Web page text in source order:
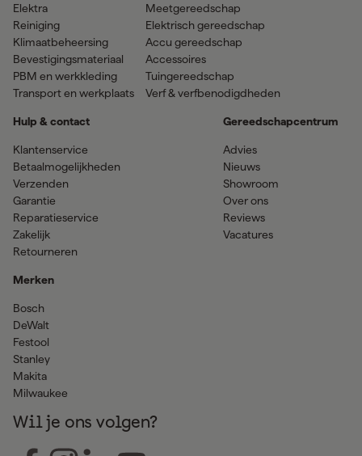
Elektra
Reiniging
Klimaatbeheersing
Bevestigingsmateriaal
PBM en werkkleding
Transport en werkplaats
Meetgereedschap
Elektrisch gereedschap
Accu gereedschap
Accessoires
Tuingereedschap
Verf & verfbenodigdheden
Hulp & contact
Klantenservice
Betaalmogelijkheden
Verzenden
Garantie
Reparatieservice
Zakelijk
Retourneren
Merken
Bosch
DeWalt
Festool
Stanley
Makita
Milwaukee
Gereedschapcentrum
Advies
Nieuws
Showroom
Over ons
Reviews
Vacatures
Wil je ons volgen?